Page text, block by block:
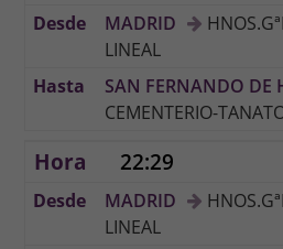
MADRID
LINEAL
SAN FERNANDO DE
CEMENTERIO-
22:29
MADRID
LINEAL